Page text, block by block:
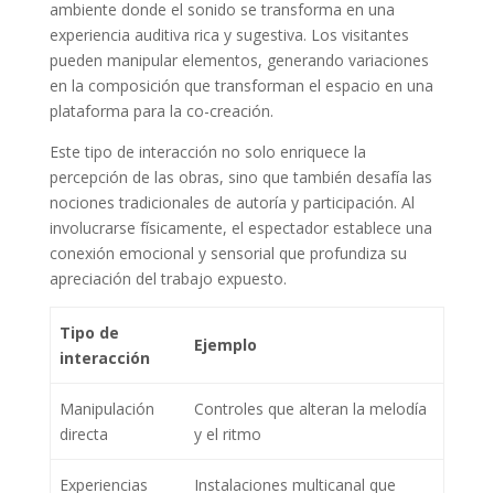
ambiente donde el sonido se transforma en una
experiencia auditiva rica y sugestiva. Los visitantes
pueden manipular elementos, generando variaciones
en la composición que transforman el espacio en una
plataforma para la co-creación.
Este tipo de interacción no solo enriquece la
percepción de las obras, sino que también desafía las
nociones tradicionales de autoría y participación. Al
involucrarse físicamente, el espectador establece una
conexión emocional y sensorial que profundiza su
apreciación del trabajo expuesto.
Tipo de
interacción
Ejemplo
Manipulación
directa
Controles que alteran la melodía
y el ritmo
Experiencias
Instalaciones multicanal que